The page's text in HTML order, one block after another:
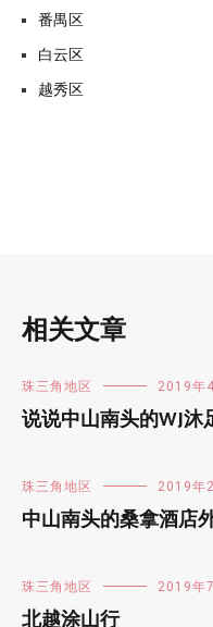
番禺区
白云区
越秀区
相关文章
珠三角地区 2019年
说说中山南头的WJ沐
珠三角地区 2019年
中山南头的桑拿酒店
珠三角地区 2019年
北越涂山行